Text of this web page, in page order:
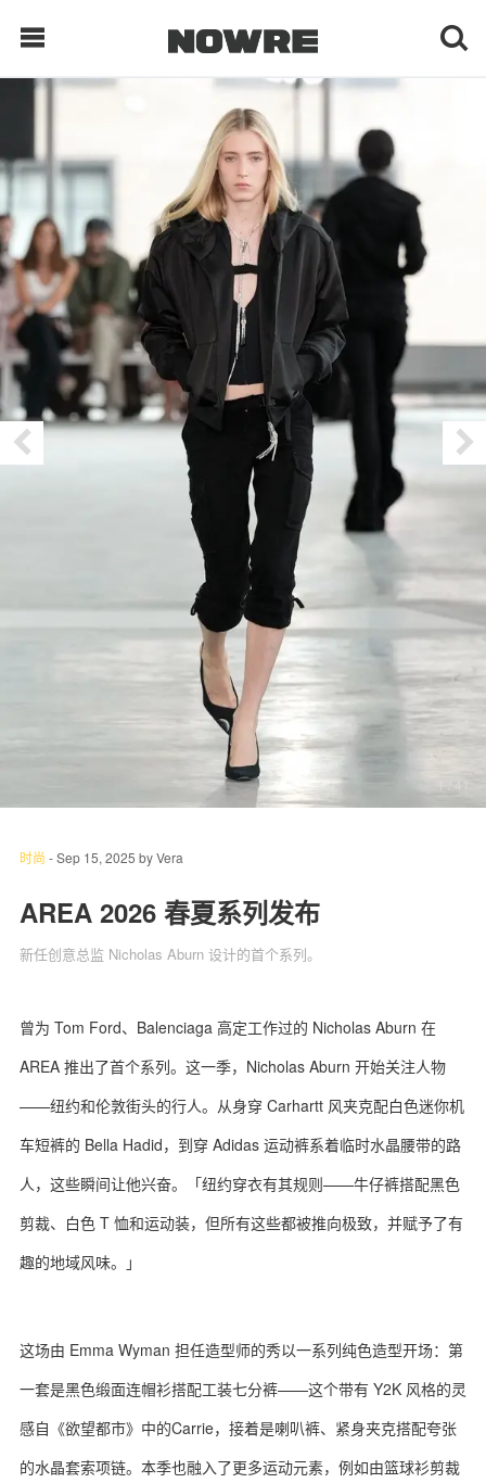
每日鲜榨
现客视点
每日栏目
时 尚
球 鞋
生 活
科 技
关于我们 联系我们
/ 41
时尚 -Sep 15, 2025 byVera
AREA 2026 春夏系列发布
新任创意总监 Nicholas Aburn 设计的首个系列。
曾为 Tom Ford、Balenciaga 高定工作过的 Nicholas Aburn 在
AREA 推出了首个系列。这一季，Nicholas Aburn 开始关注人物
——纽约和伦敦街头的行人。从身穿 Carhartt 风夹克配白色迷你机
车短裤的 Bella Hadid，到穿 Adidas 运动裤系着临时水晶腰带的路
人，这些瞬间让他兴奋。「纽约穿衣有其规则——牛仔裤搭配黑色
剪裁、白色 T 恤和运动装，但所有这些都被推向极致，并赋予了有
趣的地域风味。」
这场由 Emma Wyman 担任造型师的秀以一系列纯色造型开场：第
一套是黑色缎面连帽衫搭配工装七分裤——这个带有 Y2K 风格的灵
感自《欲望都市》中的Carrie，接着是喇叭裤、紧身夹克搭配夸张
的水晶套索项链。本季也融入了更多运动元素，例如由篮球衫剪裁